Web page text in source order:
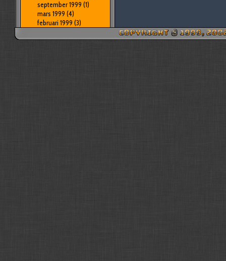
september 1999 (1)
mars 1999 (4)
februari 1999 (3)